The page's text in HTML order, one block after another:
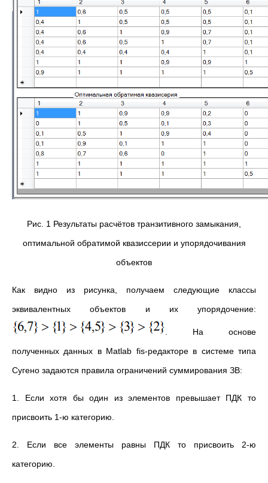
Рис. 1 Результаты расчётов транзитивного замыкания,
оптимальной обратимой квазиссерии и упорядочивания
объектов
Как видно из рисунка, получаем следующие классы
эквивалент­ных объектов и их упорядочение:
. На основе
полученных данных в Matlab fis-редакторе в системе типа
Сугено задаются правила ограничений суммирования ЗВ:
1. Если хотя бы один из элементов превышает ПДК то
присвоить 1-ю категорию.
2. Если все элементы равны ПДК то присвоить 2-ю
категорию.